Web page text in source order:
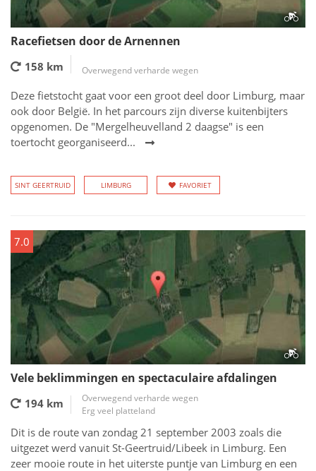
Racefietsen door de Arnennen
158 km Overwegend verharde wegen
Deze fietstocht gaat voor een groot deel door Limburg, maar
ook door België. In het parcours zijn diverse kuitenbijters
opgenomen. De "Mergelheuvelland 2 daagse" is een
toertocht georganiseerd...
SINT GEERTRUID LIMBURG FAVORIET
7.0
Vele beklimmingen en spectaculaire afdalingen
194 km
Overwegend verharde wegen
Erg veel platteland
Dit is de route van zondag 21 september 2003 zoals die
uitgezet werd vanuit St-Geertruid/Libeek in Limburg. Een
zeer mooie route in het uiterste puntje van Limburg en een